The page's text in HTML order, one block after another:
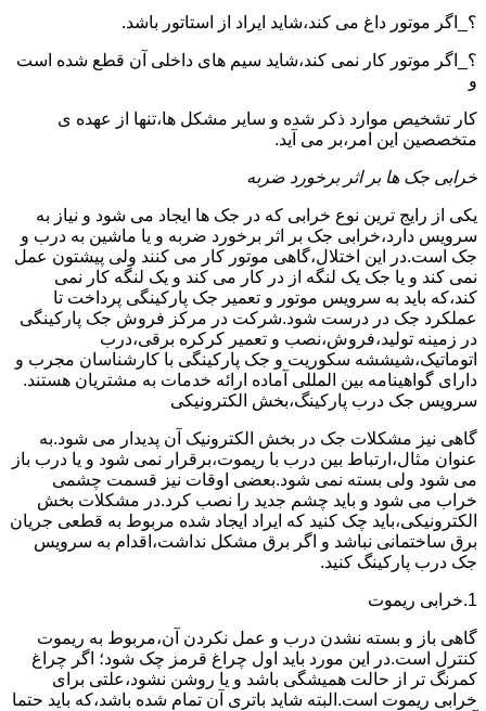
؟_اگر موتور داغ می کند،شاید ایراد از استاتور باشد.
؟_اگر موتور کار نمی کند،شاید سیم های داخلی آن قطع شده است
و
کار تشخیص موارد ذکر شده و سایر مشکل ها،تنها از عهده ی
متخصصین این امر،بر می آید.
خرابی جک ها بر اثر برخورد ضربه
یکی از رایج ترین نوع خرابی که در جک ها ایجاد می شود و نیاز به
سرویس دارد،خرابی جک بر اثر برخورد ضربه و یا ماشین به درب و
جک است.در این اختلال،گاهی موتور کار می کنند ولی پیشتون عمل
نمی کند و یا جک یک لنگه از در کار می کند و یک لنگه کار نمی
کند،که باید به سرویس موتور و تعمیر جک پارکینگی پرداخت تا
عملکرد جک در درست شود.شرکت در مرکز فروش جک پارکینگی
در زمینه تولید،فروش،نصب و تعمیر کرکره برقی،درب
اتوماتیک،شیششه سکوریت و جک پارکینگی با کارشناسان مجرب و
دارای گواهینامه بین المللی آماده ارائه خدمات به مشتریان هستند.
سرویس جک درب پارکینگ،بخش الکترونیکی
گاهی نیز مشکلات جک در بخش الکترونیک آن پدیدار می شود.به
عنوان مثال،ارتباط بین درب با ریموت،برقرار نمی شود و یا درب باز
می شود ولی بسته نمی شود.بعضی اوقات نیز قسمت چشمی
خراب می شود و باید چشم جدید را نصب کرد.در مشکلات بخش
الکترونیکی،باید چک کنید که ایراد ایجاد شده مربوط به قطعی جریان
برق ساختمانی نباشد و اگر برق مشکل نداشت،اقدام به سرویس
جک درب پارکینگ کنید.
1.خرابی ریموت
گاهی باز و بسته نشدن درب و عمل نکردن آن،مربوط به ریموت
کنترل است.در این مورد باید اول چراغ قرمز چک شود؛ اگر چراغ
کمرنگ تر از حالت همیشگی باشد و یا روشن نشود،علتی برای
خرابی ریموت است.البته شاید باتری آن تمام شده باشد،که باید حتما